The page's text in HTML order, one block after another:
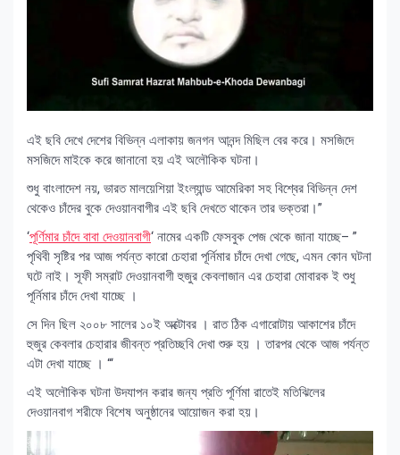
এই ছবি দেখে দেশের বিভিন্ন এলাকায় জনগন আনন্দ মিছিল বের করে। মসজিদে
মসজিদে মাইকে করে জানানো হয় এই অলৌকিক ঘটনা।
শুধু বাংলাদেশ নয়, ভারত মালয়েশিয়া ইংল্যান্ড আমেরিকা সহ বিশ্বের বিভিন্ন দেশ
থেকেও চাঁদের বুকে দেওয়ানবাগীর এই ছবি দেখতে থাকেন তার ভক্তরা।”
‘পূর্ণিমার চাঁদে বাবা দেওয়ানবাগী‘ নামের একটি ফেসবুক পেজ থেকে জানা যাচ্ছে– ”
পৃথিবী সৃষ্টির পর আজ পর্যন্ত কারো চেহারা পূর্নিমার চাঁদে দেখা গেছে, এমন কোন ঘটনা
ঘটে নাই। সূফী সম্রাট দেওয়ানবাগী হুজুর কেবলাজান এর চেহারা মোবারক ই শুধু
পূর্নিমার চাঁদে দেখা যাচ্ছে ।
সে দিন ছিল ২০০৮ সালের ১০ই অক্টোবর । রাত ঠিক এগারোটায় আকাশের চাঁদে
হুজুর কেবলার চেহারার জীবন্ত প্রতিচ্ছবি দেখা শুরু হয় । তারপর থেকে আজ পর্যন্ত
এটা দেখা যাচ্ছে । “‘
এই অলৌকিক ঘটনা উদযাপন করার জন্য প্রতি পূর্ণিমা রাতেই মতিঝিলের
দেওয়ানবাগ শরীফে বিশেষ অনুষ্ঠানের আয়োজন করা হয়।